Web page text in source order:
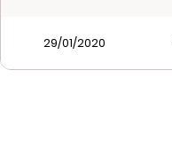
29/01/2020